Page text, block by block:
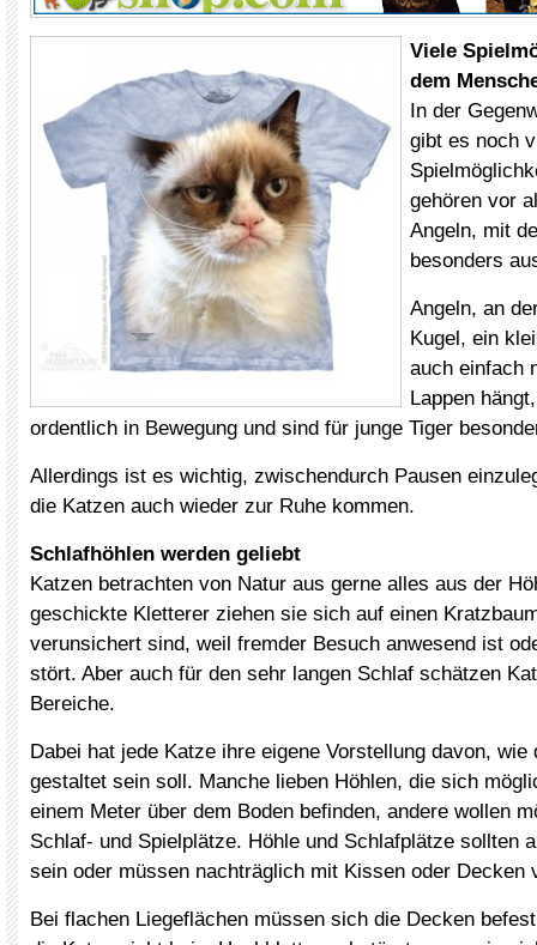
Viele
dem
In der
gibt es noch
gehören vor
Angeln, mit
besonders
Angeln, an
Kugel, ein
auch einfach
Lappen
ordentlich in Bewegung und sind für junge Tiger
Allerdings ist es wichtig, zwischendurch Pausen
die Katzen auch wieder zur Ruhe kommen.
Schlafhöhlen werden geliebt
Katzen betrachten von Natur aus gerne alles aus der
geschickte Kletterer ziehen sie sich auf einen
verunsichert sind, weil fremder Besuch anwesend ist
stört. Aber auch für den sehr langen Schlaf schätzen
Bereiche.
Dabei hat jede Katze ihre eigene Vorstellung davon, wie
gestaltet sein soll. Manche lieben Höhlen, die sich
einem Meter über dem Boden befinden, andere wollen
Schlaf- und Spielplätze. Höhle und Schlafplätze sollten
sein oder müssen nachträglich mit Kissen oder Decken
Bei flachen Liegeflächen müssen sich die Decken